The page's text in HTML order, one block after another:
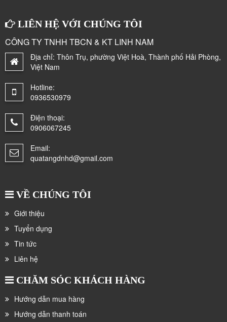
LIÊN HỆ VỚI CHÚNG TÔI
CÔNG TY TNHH TBCN & KT LINH NAM
Địa chỉ: Thôn Trụ, phường Việt Hoà, Thành phố Hải Phòng,
Việt Nam
Hotline:
0936530979
Điện thoại:
0906067245
Email:
quatangdnhd@gmail.com
VỀ CHÚNG TÔI
Giới thiệu
Tuyển dụng
Tin tức
Liên hệ
CHĂM SÓC KHÁCH HÀNG
Hướng dẫn mua hàng
Hướng dẫn thanh toán